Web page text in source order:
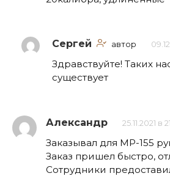
Сергей автор
Здравствуйте! Таких
существует
Александр 25.11.2021 в
Заказывал для МР-155
Заказ пришел быстро,
Сотрудники